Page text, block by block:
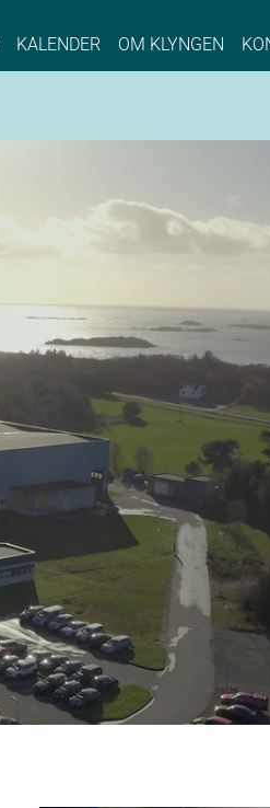
Sustainable Process
KALENDER OM KLYNGEN